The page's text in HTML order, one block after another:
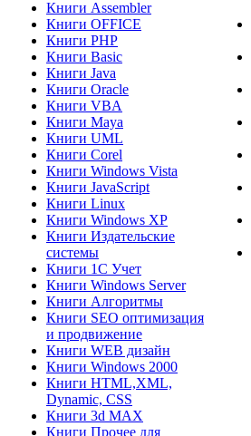
Книги Assembler
Книги OFFICE
Книги PHP
Книги Basic
Книги Java
Книги Oracle
Книги VBA
Книги Maya
Книги UML
Книги Corel
Книги Windows Vista
Книги JavaScript
Книги Linux
Книги Windows XP
Книги Издательские
системы
Книги 1C Учет
Книги Windows Server
Книги Алгоритмы
Книги SEO оптимизация
и продвижение
Книги WEB дизайн
Книги Windows 2000
Книги HTML,XML,
Dynamic, CSS
Книги 3d MAX
Книги Прочее для